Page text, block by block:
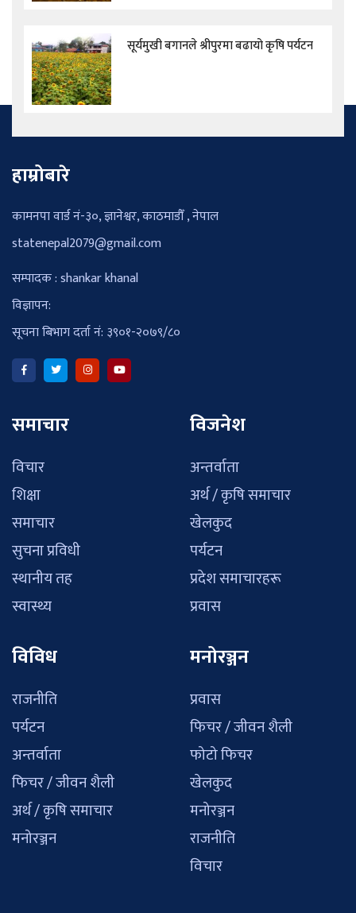
सूर्यमुखी बगानले श्रीपुरमा बढायो कृषि पर्यटन
हाम्रोबारे
कामनपा वार्ड नं-३०, ज्ञानेश्वर, काठमाडौँ , नेपाल
statenepal2079@gmail.com
सम्पादक : shankar khanal
विज्ञापन:
सूचना बिभाग दर्ता नं: ३९०१-२०७९/८०
समाचार
विचार
शिक्षा
समाचार
सुचना प्रविधी
स्थानीय तह
स्वास्थ्य
विजनेश
अन्तर्वाता
अर्थ / कृषि समाचार
खेलकुद
पर्यटन
प्रदेश समाचारहरू
प्रवास
विविध
राजनीति
पर्यटन
अन्तर्वाता
फिचर / जीवन शैली
अर्थ / कृषि समाचार
मनोरञ्जन
मनोरञ्जन
प्रवास
फिचर / जीवन शैली
फोटो फिचर
खेलकुद
मनोरञ्जन
राजनीति
विचार